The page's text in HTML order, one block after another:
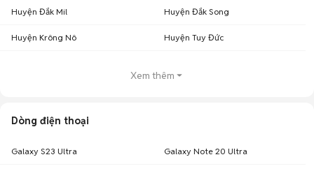
Huyện Đắk Mil Huyện Đắk Song
Huyện Krông Nô Huyện Tuy Đức
Xem thêm
Dòng điện thoại
Galaxy S23 Ultra Galaxy Note 20 Ultra